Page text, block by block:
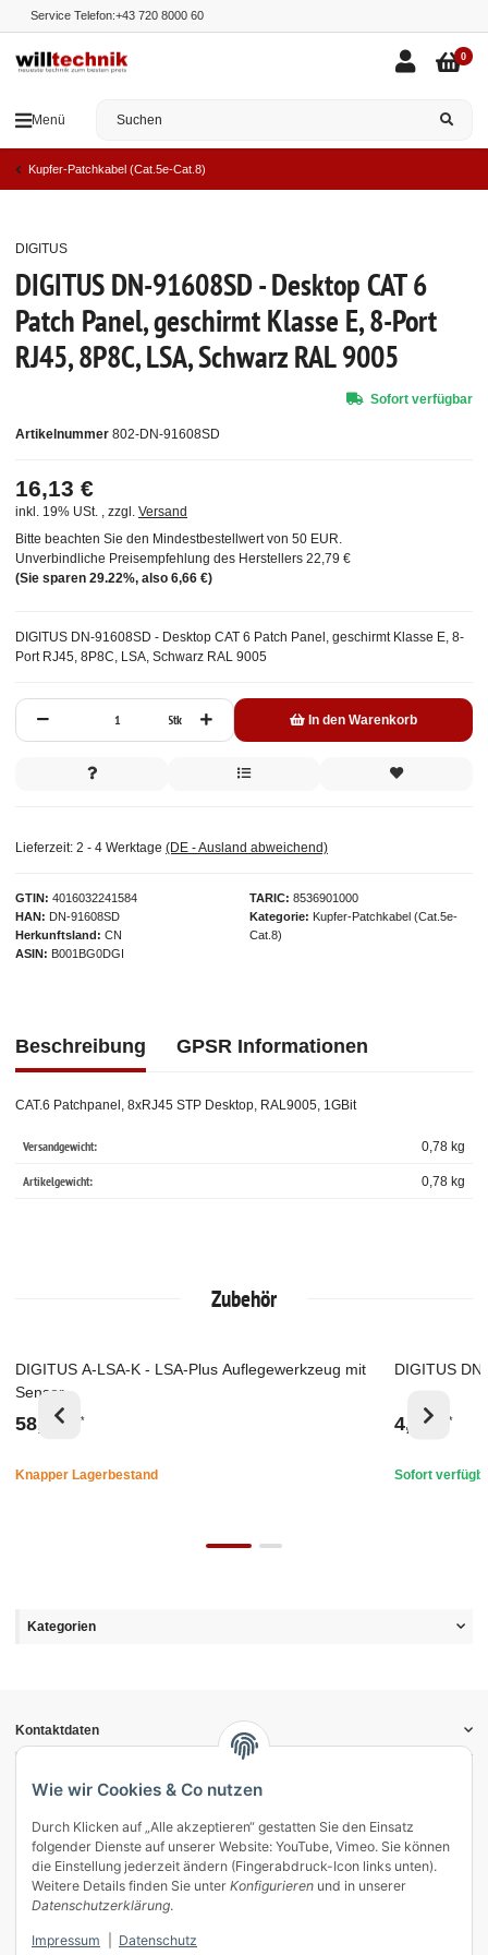
Wie wir Cookies & Co nutzen
Durch Klicken auf „Alle akzeptieren“ gestatten Sie den Einsatz
folgender Dienste auf unserer Website: YouTube, Vimeo. Sie können
die Einstellung jederzeit ändern (Fingerabdruck-Icon links unten).
Weitere Details finden Sie unter Konfigurieren und in unserer
Datenschutzerklärung.
Impressum Datenschutz
Service Telefon:+43 720 8000 60
Menü
0
Kupfer-Patchkabel (Cat.5e-Cat.8)
DIGITUS DN-91608SD - Desktop CAT 6
Patch Panel, geschirmt Klasse E, 8-Port
RJ45, 8P8C, LSA, Schwarz RAL 9005
Artikelnummer 802-DN-91608SD
GTIN 4016032241584
HAN
DN-91608SD
Herkunftsland
CN
ASIN
B001BG0DGI
TARIC
8536901000
Kategorie
Kupfer-Patchkabel (Cat.5e-
Cat.8)
DIGITUS
DIGITUS DN-91608SD - Desktop CAT 6 Patch Panel, geschirmt Klasse E, 8-
Port RJ45, 8P8C, LSA, Schwarz RAL 9005
16,13 €
inkl. 19% USt. , zzgl. Versand
Bitte beachten Sie den Mindestbestellwert von 50 EUR.
Unverbindliche Preisempfehlung des Herstellers 22,79 €
(Sie sparen 29.22%, also 6,66 €)
Stk In den Warenkorb
Sofort verfügbar
Lieferzeit: 2 - 4 Werktage (DE - Ausland abweichend)
Beschreibung GPSR Informationen
CAT.6 Patchpanel, 8xRJ45 STP Desktop, RAL9005, 1GBit
Versandgewicht: 0,78 kg
Artikelgewicht: 0,78 kg
Zubehör
Top
DIGITUS A-LSA-K - LSA-Plus Auflegewerkzeug mit
Sensor
58,93 € *
Knapper Lagerbestand
Top
DIGITUS
4,18 € *
Sofort
Kategorien
Kontaktdaten
Informationen
Gesetzliche Informationen
Vertrag widerrufen
Zahlung & Versand
Mein Kundenkonto
Streitschlichtung
Unsere Herstellermarken